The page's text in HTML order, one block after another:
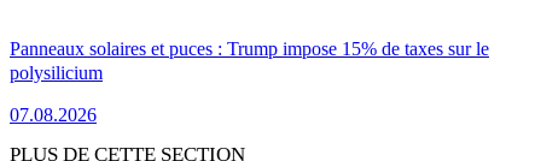
Panneaux solaires et puces : Trump impose 15% de taxes sur le
polysilicium
07.08.2026
PLUS DE CETTE SECTION